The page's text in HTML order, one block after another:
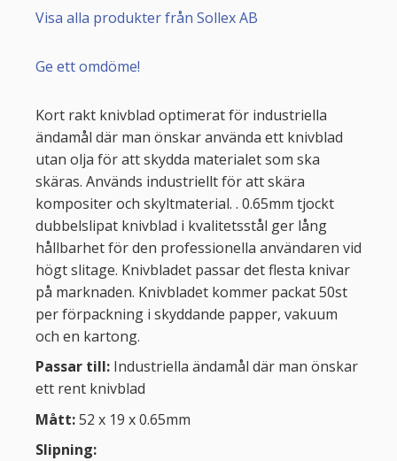
Visa alla produkter från Sollex AB
Ge ett omdöme!
Kort rakt knivblad optimerat för industriella
ändamål där man önskar använda ett knivblad
utan olja för att skydda materialet som ska
skäras. Används industriellt för att skära
kompositer och skyltmaterial. . 0.65mm tjockt
dubbelslipat knivblad i kvalitetsstål ger lång
hållbarhet för den professionella användaren vid
högt slitage. Knivbladet passar det flesta knivar
på marknaden. Knivbladet kommer packat 50st
per förpackning i skyddande papper, vakuum
och en kartong.
Passar till: Industriella ändamål där man önskar
ett rent knivblad
Mått:52 x 19 x 0.65mm
Slipning: